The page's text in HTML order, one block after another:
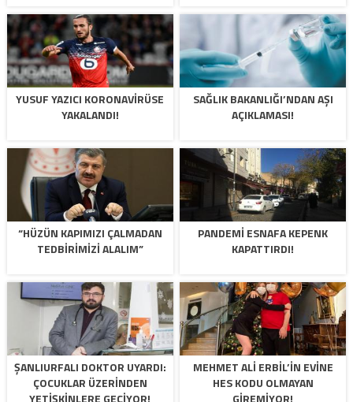
YUSUF YAZICI KORONAVIRÜSE
YAKALANDI!
SAĞLIK BAKANLIĞI’NDAN AŞI
AÇIKLAMASI!
“HÜZÜN KAPIMIZI ÇALMADAN
TEDBIRIMIZI ALALIM”
PANDEMI ESNAFA KEPENK
KAPATTIRDI!
ŞANLIURFALI DOKTOR UYARDI:
ÇOCUKLAR ÜZERINDEN
YETIŞKINLERE GEÇIYOR!
MEHMET ALI ERBIL’IN EVINE
HES KODU OLMAYAN
GIREMIYOR!